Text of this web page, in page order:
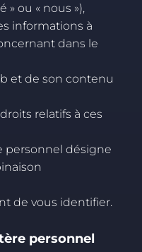
» ou « nous »),
informations à
dans le
et de son contenu
relatifs à ces
personnel désigne
de vous identifier.
personnel